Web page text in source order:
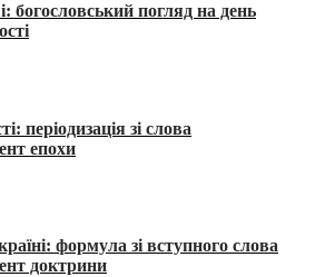
богословський погляд на день
періодизація зі слова
епохи
формула зі вступного слова
доктрини